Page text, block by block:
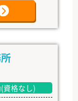
資格なし)